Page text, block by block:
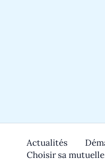
Actualités
Choisir sa mutuelle